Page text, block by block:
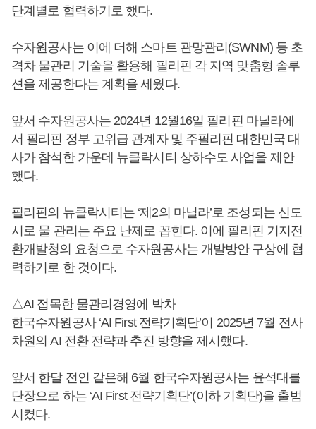
단계별로 협력하기로 했다.
수자원공사는 이에 더해 스마트 관망관리(SWNM) 등 초
격차 물관리 기술을 활용해 필리핀 각 지역 맞춤형 솔루
션을 제공한다는 계획을 세웠다.
앞서 수자원공사는 2024년 12월16일 필리핀 마닐라에
서 필리핀 정부 고위급 관계자 및 주필리핀 대한민국 대
사가 참석한 가운데 뉴클락시티 상하수도 사업을 제안
했다.
필리핀의 뉴클락시티는 ‘제2의 마닐라’로 조성되는 신도
시로 물 관리는 주요 난제로 꼽힌다. 이에 필리핀 기지전
환개발청의 요청으로 수자원공사는 개발방안 구상에 협
력하기로 한 것이다.
△AI 접목한 물관리경영에 박차
한국수자원공사 ‘AI First 전략기획단’이 2025년 7월 전사
차원의 AI 전환 전략과 추진 방향을 제시했다.
앞서 한달 전인 같은해 6월 한국수자원공사는 윤석대를
단장으로 하는 ‘AI First 전략기획단’(이하 기획단)을 출범
시켰다.